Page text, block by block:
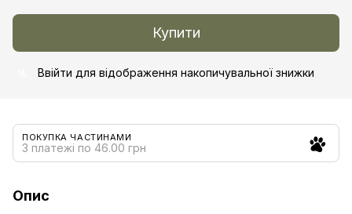
Купити
Ввійти для відображення накопичувальної знижки
ПОКУПКА ЧАСТИНАМИ
3 платежі по 46.00 грн
Опис